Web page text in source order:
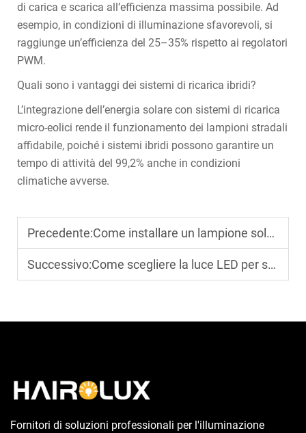
di carica e scarica all’efficienza massima possibile. Ad
esempio, in condizioni di illuminazione sfavorevoli, si
raggiunge un’efficienza del 25–35% rispetto ai regolatori
PWM.
Quali sono i vantaggi dei sistemi di ricarica ibridi?
L’integrazione dell’energia solare con sistemi di ricarica
micro-eolici rende il funzionamento dei lampioni stradali
affidabile, poiché i sistemi ibridi possono garantire un
tempo di attività del 99,2% anche in condizioni
climatiche avverse.
Precedente:Come installare un lampione solare senza l'aiuto di un professionista?
Successivo:Come scegliere la luce LED per stadi per l’illuminazione da trasmissione di un campo da calcio?
Fornitori di soluzioni professionali per l'illuminazione